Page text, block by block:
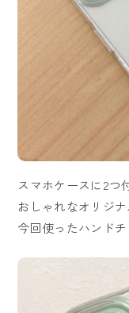
スマホケースに2つ
おしゃれなオリジ
今回使ったハンドチ